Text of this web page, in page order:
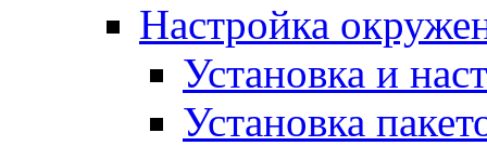
Настройка
Установка и
Установка